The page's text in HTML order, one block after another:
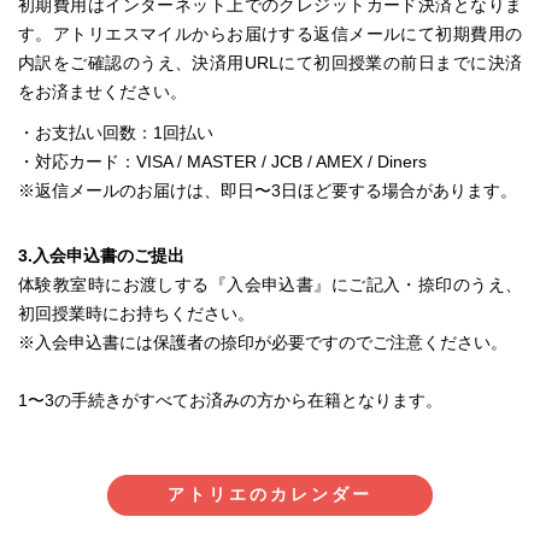
初期費用はインターネット上でのクレジットカード決済となりま
す。アトリエスマイルからお届けする返信メールにて初期費用の
内訳をご確認のうえ、決済用URLにて初回授業の前日までに決済
をお済ませください。
・お支払い回数：1回払い
・対応カード：VISA / MASTER / JCB / AMEX / Diners
※返信メールのお届けは、即日〜3日ほど要する場合があります。
3.入会申込書のご提出
体験教室時にお渡しする『入会申込書』にご記入・捺印のうえ、
初回授業時にお持ちください。
※入会申込書には保護者の捺印が必要ですのでご注意ください。
1〜3の手続きがすべてお済みの方から在籍となります。
アトリエのカレンダー